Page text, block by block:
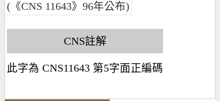
(《CNS 11643》96年公布)
CNS註解
此字為 CNS11643 第5字面正編碼